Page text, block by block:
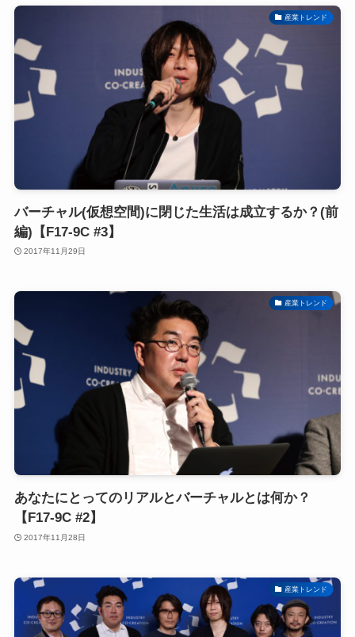
産業トレンド
バーチャル(仮想空間)に閉じた生活は成立するか？(前
編)【F17-9C #3】
2017年11月29日
産業トレンド
あなたにとってのリアルとバーチャルとは何か？
【F17-9C #2】
2017年11月28日
産業トレンド